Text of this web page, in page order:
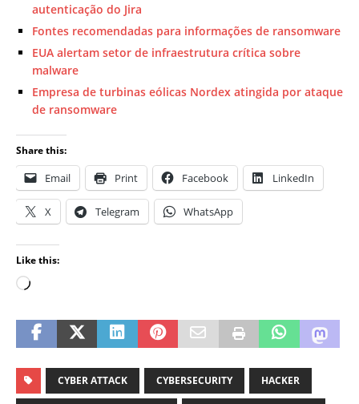
autenticação do Jira
Fontes recomendadas para informações de ransomware
EUA alertam setor de infraestrutura crítica sobre
malware
Empresa de turbinas eólicas Nordex atingida por ataque
de ransomware
Share this:
Email Print Facebook LinkedIn
X Telegram WhatsApp
Like this:
CYBER ATTACK CYBERSECURITY HACKER